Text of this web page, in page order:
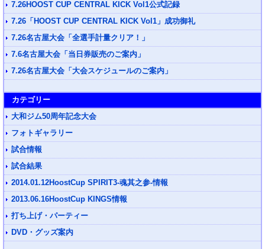
7.26HOOST CUP CENTRAL KICK Vol1公式記録
7.26「HOOST CUP CENTRAL KICK Vol1」成功御礼
7.26名古屋大会「全選手計量クリア！」
7.6名古屋大会「当日券販売のご案内」
7.26名古屋大会「大会スケジュールのご案内」
カテゴリー
大和ジム50周年記念大会
フォトギャラリー
試合情報
試合結果
2014.01.12HoostCup SPIRIT3-魂其之参-情報
2013.06.16HoostCup KINGS情報
打ち上げ・パーティー
DVD・グッズ案内